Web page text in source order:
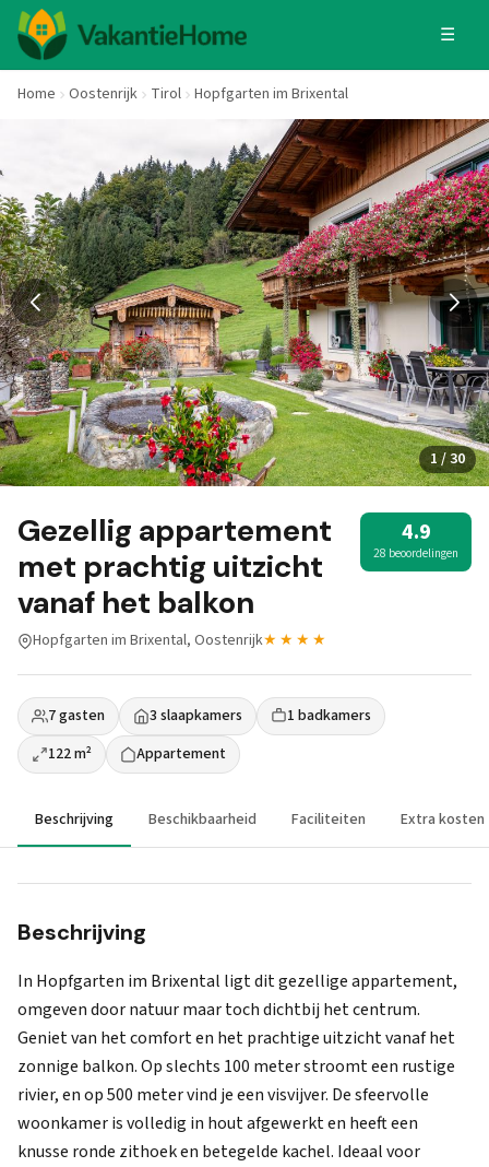
☰
Home Oostenrijk Tirol Hopfgarten im Brixental
1 / 30
Gezellig appartement
met prachtig uitzicht
vanaf het balkon
4.9
28 beoordelingen
Hopfgarten im Brixental, Oostenrijk★★★★
7 gasten 3 slaapkamers
1 badkamers
122 m²
Appartement
Beschrijving Beschikbaarheid Faciliteiten Extra kosten
Beschrijving
In Hopfgarten im Brixental ligt dit gezellige appartement,
omgeven door natuur maar toch dichtbij het centrum.
Geniet van het comfort en het prachtige uitzicht vanaf het
zonnige balkon. Op slechts 100 meter stroomt een rustige
rivier, en op 500 meter vind je een visvijver. De sfeervolle
woonkamer is volledig in hout afgewerkt en heeft een
knusse ronde zithoek en betegelde kachel. Ideaal voor